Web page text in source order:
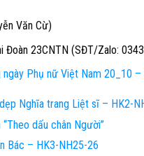
Văn Cừ)
Đoàn 23CNTN (SĐT/Zalo:
Phụ nữ Việt Nam 20_10
Nghĩa trang Liệt sĩ – HK2-
dấu chân Người”
Bác – HK3-NH25-26